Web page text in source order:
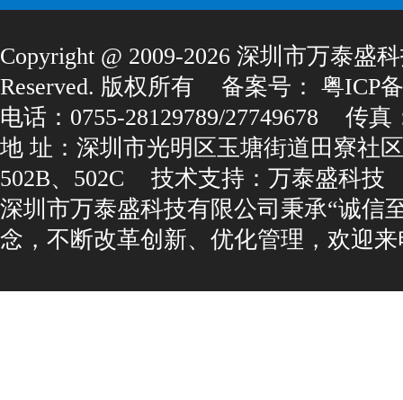
Copyright@2009-2026深圳市万泰盛
Reserved.版权所有
备案号：
粤ICP
电话：0755-28129789/27749678
传真
地址：深圳市光明区玉塘街道田寮社
502B、502C
技术支持： 万泰盛科技
深圳市万泰盛科技有限公司秉承“诚信
念，不断改革创新、优化管理，欢迎